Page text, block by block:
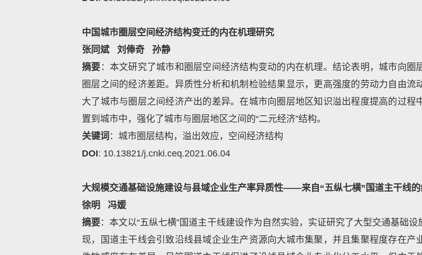
中国城市圈层空间经济结构变迁的内在机理研究
张同斌
刘俸奇
孙静
摘要 ：本文研究了城市和圈层空间经济结构变动的内在机理。结论表明，城市向
圈层之间的经济差距。异质性分析和机制检验结果显示，更高强度的劳动力自由
大了城市与圈层之间经济产出的差异。在城市向圈层地区知识溢出程度提高的过
置到城市中，强化了城市与圈层地区之间的“二元经济”结构。
关键词 ：城市圈层结构，溢出效应，空间经济结构
DOI: 10.13821/j.cnki.ceq.2021.06.04
大规模交通基础设施建设与县域企业生产率异质性——来自“五纵七横”国道主干线
徐明
冯媛
摘要：本文以“五纵七横”国道主干线建设作为自然实验，实证研究了大型交通基础
现，国道主干线会引致沿线县域企业生产资源向大城市集聚，并且集聚程度存在产